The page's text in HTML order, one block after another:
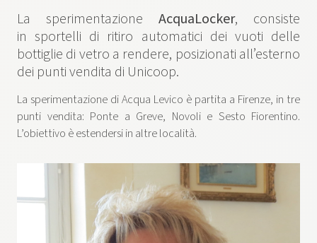
La sperimentazione AcquaLocker, consiste
in sportelli di ritiro automatici dei vuoti delle
bottiglie di vetro a rendere, posizionati all’esterno
dei punti vendita di Unicoop.
La sperimentazione di Acqua Levico è partita a Firenze, in tre
punti vendita: Ponte a Greve, Novoli e Sesto Fiorentino.
L’obiettivo è estendersi in altre località.